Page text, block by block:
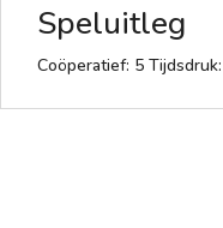
Speluitleg
Coöperatief: 5